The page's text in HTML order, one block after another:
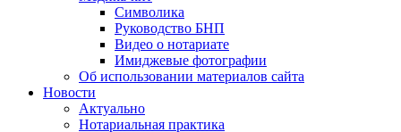
Символика
Руководство БНП
Видео о нотариате
Имиджевые фотографии
Об использовании материалов сайта
Новости
Актуально
Нотариальная практика